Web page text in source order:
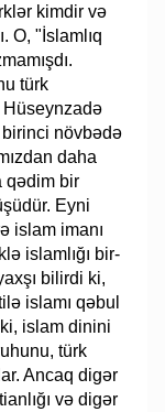
kimdir və
O, "İslamlıq
türk
Hüseynzadə
növbədə
daha
qədim bir
Eyni
islam imanı
islamlığı bir-
bilirdi ki,
islamı qəbul
islam dinini
türk
Ancaq digər
və digər